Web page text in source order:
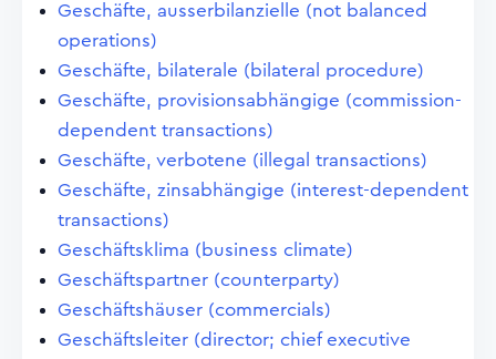
Geschäfte, ausserbilanzielle (not balanced
operations)
Geschäfte, bilaterale (bilateral procedure)
Geschäfte, provisionsabhängige (commission-
dependent transactions)
Geschäfte, verbotene (illegal transactions)
Geschäfte, zinsabhängige (interest-dependent
transactions)
Geschäftsklima (business climate)
Geschäftspartner (counterparty)
Geschäftshäuser (commercials)
Geschäftsleiter (director; chief executive